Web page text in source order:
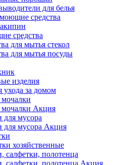
для белья
средства
средства
для мытья стекол
для мытья посуды
изделия
ухода за домом
мочалки Акция
мусора
мусора Акция
хозяйственные
салфетки, полотенца
салфетки, полотенца Акция